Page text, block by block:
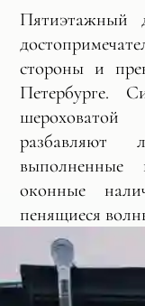
Пятиэтажный
стороны и
Петербурге.
разбавляют
оконные
пенящиеся